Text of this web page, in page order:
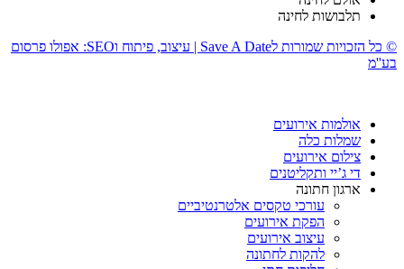
תלבושות לחינה
© כל הזכויות שמורות לSave A Date | עיצוב, פיתוח וSEO: אפולו פרסום
בע''מ
אולמות אירועים
שמלות כלה
צילום אירועים
די ג’יי ותקליטנים
ארגון חתונה
עורכי טקסים אלטרנטיביים
הפקת אירועים
עיצוב אירועים
להקות לחתונה